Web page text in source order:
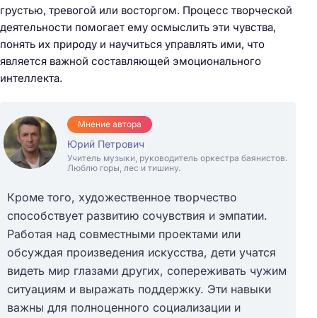
грустью, тревогой или восторгом. Процесс творческой
деятельности помогает ему осмыслить эти чувства,
понять их природу и научиться управлять ими, что
является важной составляющей эмоционального
интеллекта.
Мнение автора
Юрий Петрович
Учитель музыки, руководитель оркестра баянистов.
Люблю горы, лес и тишину.
Кроме того, художественное творчество
способствует развитию сочувствия и эмпатии.
Работая над совместными проектами или
обсуждая произведения искусства, дети учатся
видеть мир глазами других, сопереживать чужим
ситуациям и выражать поддержку. Эти навыки
важны для полноценного социализации и